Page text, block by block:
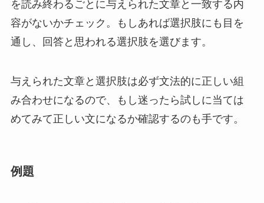
を読み終わるごとに与えられた文章と一致する内
容がないかチェック。もしあれば選択肢にも目を
通し、回答と思われる選択肢を選びます。
与えられた文章と選択肢は必ず文法的に正しい組
み合わせになるので、もし迷ったら試しに当ては
めてみて正しい文になるか確認するのも手です。
例題